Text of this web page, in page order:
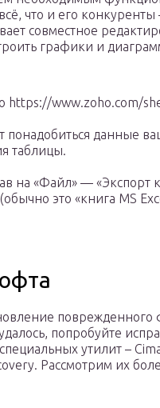
что и его конкуренты
совместное
графики и
https://www.zoho.com/
понадобиться данные
таблицы.
на «Файл» — «Экспорт
это «книга MS
поврежденного
попробуйте
утилит –
Рассмотрим их